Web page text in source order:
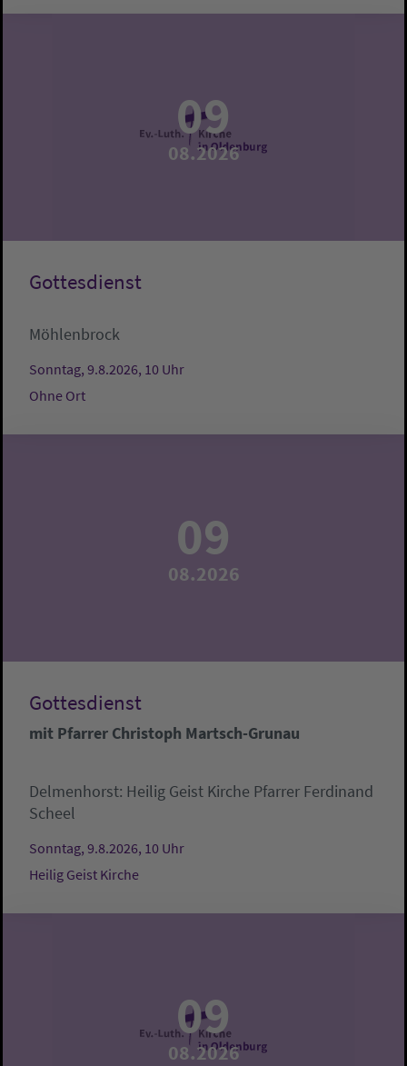
09
08.2026
Gottesdienst
Möhlenbrock
Sonntag, 9.8.2026, 10 Uhr
Ohne Ort
09
08.2026
Gottesdienst
mit Pfarrer Christoph Martsch-Grunau
Delmenhorst: Heilig Geist Kirche Pfarrer Ferdinand
Scheel
Sonntag, 9.8.2026, 10 Uhr
Heilig Geist Kirche
09
08.2026